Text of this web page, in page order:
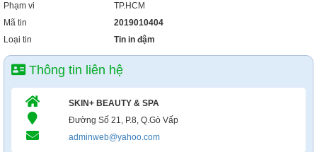
Phạm vi
TP.HCM
Mã tin
2019010404
Loại tin
Tin in đậm
Thông tin liên hệ
SKIN+ BEAUTY & SPA
Đường Số 21, P.8, Q.Gò Vấp
adminweb@yahoo.com